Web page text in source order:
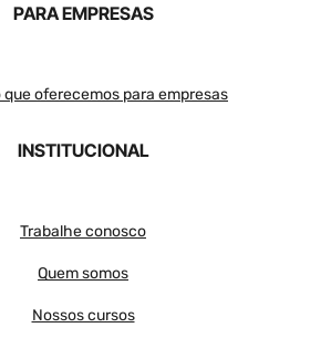
PARA EMPRESAS
que oferecemos para empresas
INSTITUCIONAL
Trabalhe conosco
Quem somos
Nossos cursos